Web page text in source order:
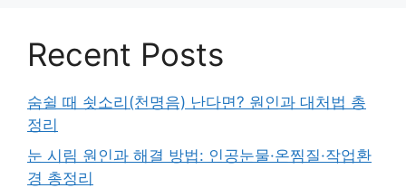
Recent Posts
숨쉴 때 쇳소리(천명음) 난다면? 원인과 대처법 총
정리
눈 시림 원인과 해결 방법: 인공눈물·온찜질·작업환
경 총정리